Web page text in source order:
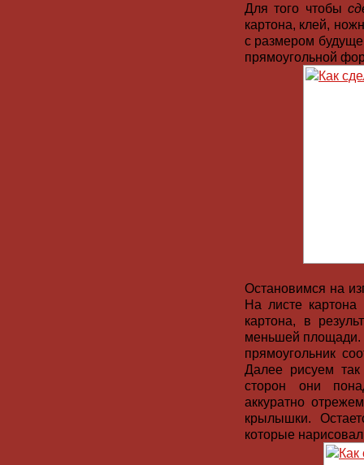
Для того чтобы
картона, клей,
с размером
прямоугольной
Остановимся на
На листе
картона, в
меньшей площади.
прямоугольник
Далее рисуем
сторон они
аккуратно
крылышки.
которые